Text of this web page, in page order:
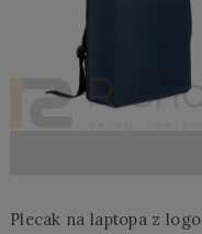
Plecak na laptopa z logo